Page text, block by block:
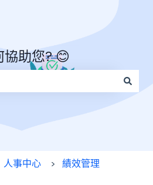
協助您? 😊
沒有建議。
人事中心 績效管理